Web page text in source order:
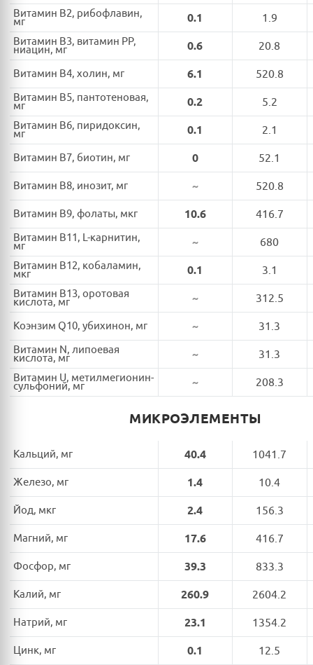
Витамин B2, рибофлавин,
мг 0.1 1.9
Витамин B3, витамин PP,
ниацин, мг 0.6 20.8
Витамин B4, холин, мг 6.1 520.8
Витамин B5, пантотеновая,
мг 0.2 5.2
Витамин B6, пиридоксин,
мг 0.1 2.1
Витамин B7, биотин, мг 0 52.1
Витамин B8, инозит, мг ~ 520.8
Витамин B9, фолаты, мкг 10.6 416.7
Витамин B11, L-карнитин,
мг ~ 680
Витамин B12, кобаламин,
мкг 0.1 3.1
Витамин B13, оротовая
кислота, мг ~ 312.5
Коэнзим Q10, убихинон, мг ~ 31.3
Витамин N, липоевая
кислота, мг ~ 31.3
Витамин U, метилмегионин-
сульфоний, мг ~ 208.3
МИКРОЭЛЕМЕНТЫ
Кальций, мг 40.4 1041.7
Железо, мг 1.4 10.4
Йод, мкг 2.4 156.3
Магний, мг 17.6 416.7
Фосфор, мг 39.3 833.3
Калий, мг 260.9 2604.2
Натрий, мг 23.1 1354.2
Цинк, мг 0.1 12.5